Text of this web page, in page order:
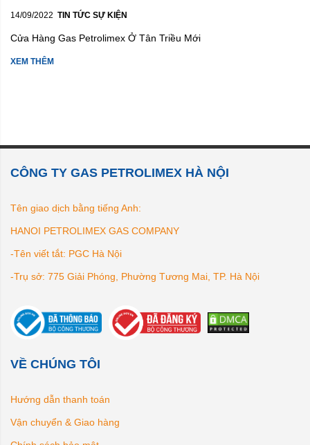
14/09/2022 TIN TỨC SỰ KIỆN
Cửa Hàng Gas Petrolimex Ở Tân Triều Mới
XEM THÊM
CÔNG TY GAS PETROLIMEX HÀ NỘI
Tên giao dịch bằng tiếng Anh:
HANOI PETROLIMEX GAS COMPANY
-Tên viết tắt: PGC Hà Nội
-Trụ sở: 775 Giải Phóng, Phường Tương Mai, TP. Hà Nội
VỀ CHÚNG TÔI
Hướng dẫn thanh toán
Vận chuyển & Giao hàng